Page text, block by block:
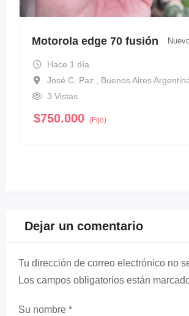
Motorola edge 70 fusión
Hace 1 día
José C. Paz , Buenos Aires
3 Vistas
$750.000 (Fijo)
Dejar un comentario
Tu dirección de correo electrónico no
Los campos obligatorios están
Su nombre *